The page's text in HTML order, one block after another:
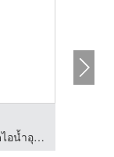
ผู้นำด้านหม้อไอน้ำ และเครื่องกำเนิดไอน้ำอุตสาหกรรม